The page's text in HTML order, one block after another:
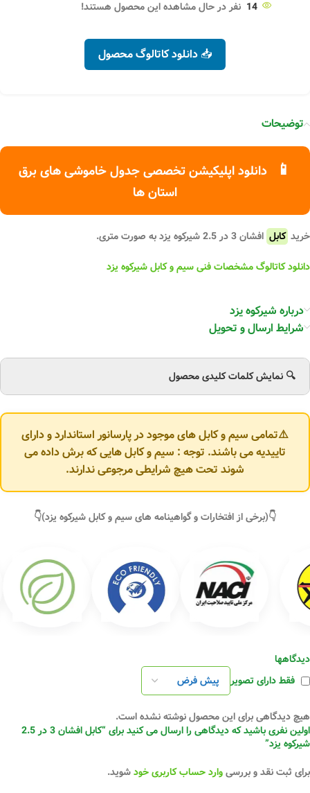
14 نفر در حال مشاهده این محصول هستند!
📥 دانلود کاتالوگ محصول
توضیحات
📱
دانلود اپلیکیشن تخصصی جدول خاموشی های برق
استان ها
خرید کابل افشان 3 در 2.5 شیرکوه یزد به صورت متری.
دانلود کاتالوگ مشخصات فنی سیم و کابل شیرکوه یزد
درباره شیرکوه یزد
شرایط ارسال و تحویل
🔍 نمایش کلمات کلیدی محصول
⚠️تمامی سیم و کابل های موجود در پارسانور استاندارد و دارای
تاییدیه می باشند. توجه : سیم و کابل هایی که برش داده می
شوند تحت هیچ شرایطی مرجوعی ندارند.
👇(برخی از افتخارات و گواهینامه های سیم و کابل شیرکوه یزد)👇
دیدگاهها
فقط دارای تصویر
هیچ دیدگاهی برای این محصول نوشته نشده است.
اولین نفری باشید که دیدگاهی را ارسال می کنید برای “کابل افشان 3 در 2.5
شیرکوه یزد”
برای ثبت نقد و بررسیوارد حساب کاربری خودشوید.